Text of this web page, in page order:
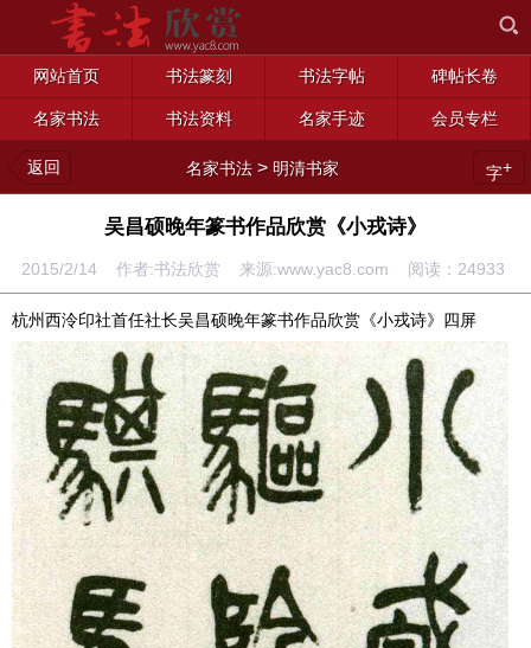
网站首页 书法篆刻 书法字帖 碑帖长卷
名家书法 书法资料 名家手迹 会员专栏
返回 名家书法 > 明清书家 字+
吴昌硕晚年篆书作品欣赏《小戎诗》
2015/2/14 作者:书法欣赏 来源:www.yac8.com 阅读： 24933
杭州西泠印社首任社长吴昌硕晚年篆书作品欣赏《小戎诗》四屏